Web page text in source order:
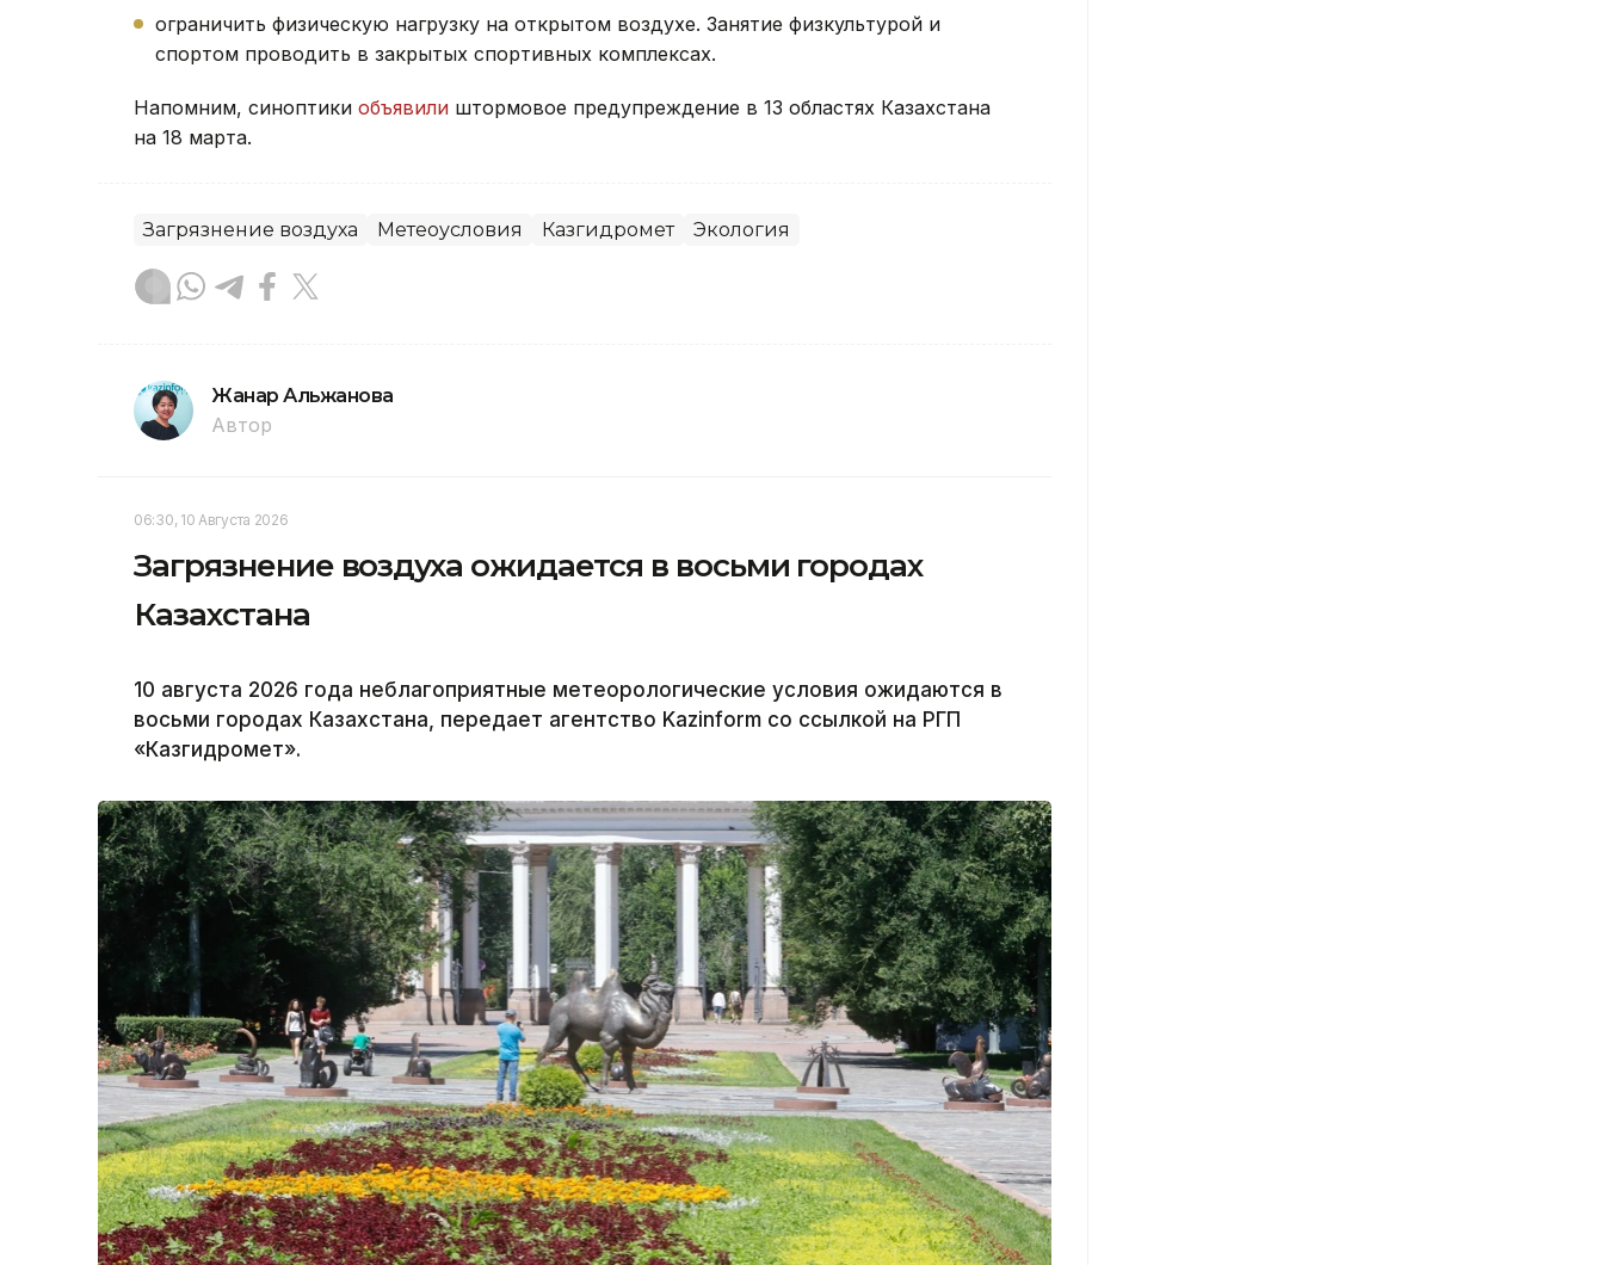
ограничить физическую нагрузку на открытом воздухе. Занятие физкультурой и
спортом проводить в закрытых спортивных комплексах.
Напомним, синоптики объявили штормовое предупреждение в 13 областях Казахстана
на 18 марта.
Загрязнение воздуха Метеоусловия Казгидромет Экология
Жанар Альжанова
Автор
06:30, 10 Августа 2026
Загрязнение воздуха ожидается в восьми городах
Казахстана
10 августа 2026 года неблагоприятные метеорологические условия ожидаются в
восьми городах Казахстана, передает агентство Kazinform со ссылкой на РГП
«Казгидромет».